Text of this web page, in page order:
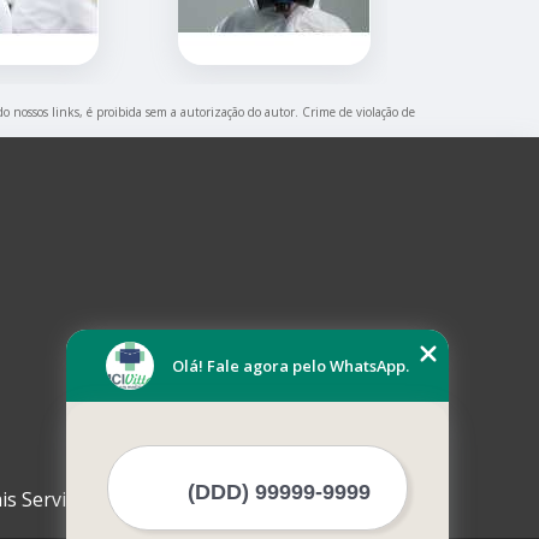
links, é proibida sem a autorização do autor. Crime de violação de
Serviços
Olá! Fale agora pelo WhatsApp.